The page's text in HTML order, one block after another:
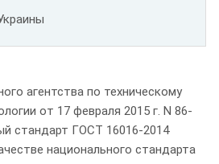
агентства по техническому
от 17 февраля 2015 г. N 86-
стандарт ГОСТ 16016-2014
национального стандарта